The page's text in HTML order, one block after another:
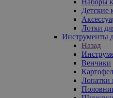
Детские
Лотки
Инструменты
Назад
Венчики
Лопатки